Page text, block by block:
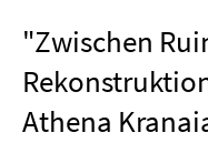
"Zwischen
Athena